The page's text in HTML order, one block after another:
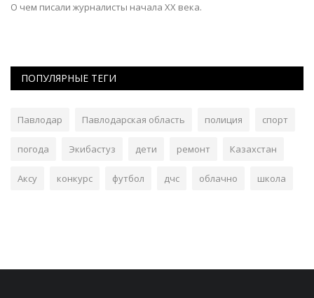
О чем писали журналисты начала XX века.
ПОПУЛЯРНЫЕ ТЕГИ
Павлодар Павлодарская область полиция спорт
погода Экибастуз дети ремонт Казахстан
Аксу конкурс футбол дчс облачно школа